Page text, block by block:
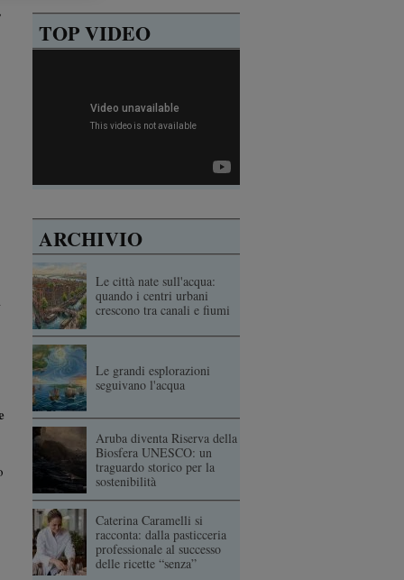
TOP VIDEO
ARCHIVIO
Le città nate sull'acqua:
quando i centri urbani
crescono tra canali e fiumi
Le grandi esplorazioni
seguivano l'acqua
Aruba diventa Riserva della
Biosfera UNESCO: un
traguardo storico per la
sostenibilità
Caterina Caramelli si
racconta: dalla pasticceria
professionale al successo
delle ricette “senza”